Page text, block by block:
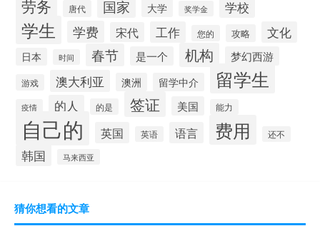
劳务 唐代 国家 大学 奖学金 学校
学生 学费 宋代 工作 您的 攻略 文化
日本 时间 春节 是一个 机构 梦幻西游
游戏 澳大利亚 澳洲 留学中介 留学生
疫情 的人 的是 签证 美国 能力
自己的 英国 英语 语言 费用 还不
韩国 马来西亚
猜你想看的文章